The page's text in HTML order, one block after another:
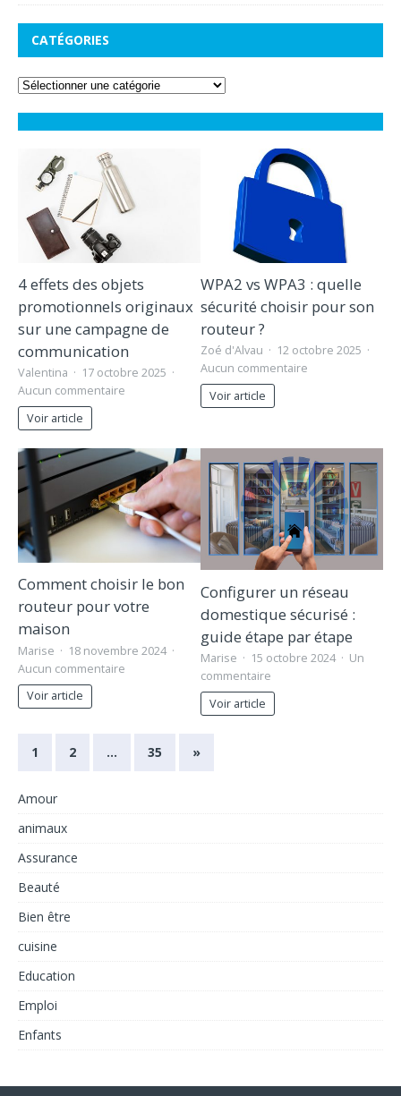
CATÉGORIES
4 effets des objets
promotionnels originaux
sur une campagne de
communication
Valentina
17 octobre 2025
Aucun commentaire
Voir article
WPA2 vs WPA3 : quelle
sécurité choisir pour son
routeur ?
Zoé d'Alvau
12 octobre 2025
Aucun commentaire
Voir article
Comment choisir le bon
routeur pour votre
maison
Marise
18 novembre 2024
Aucun commentaire
Voir article
Configurer un réseau
domestique sécurisé :
guide étape par étape
Marise 15 octobre 2024
Un
commentaire
Voir article
1 2 … 35 »
Amour
animaux
Assurance
Beauté
Bien être
cuisine
Education
Emploi
Enfants